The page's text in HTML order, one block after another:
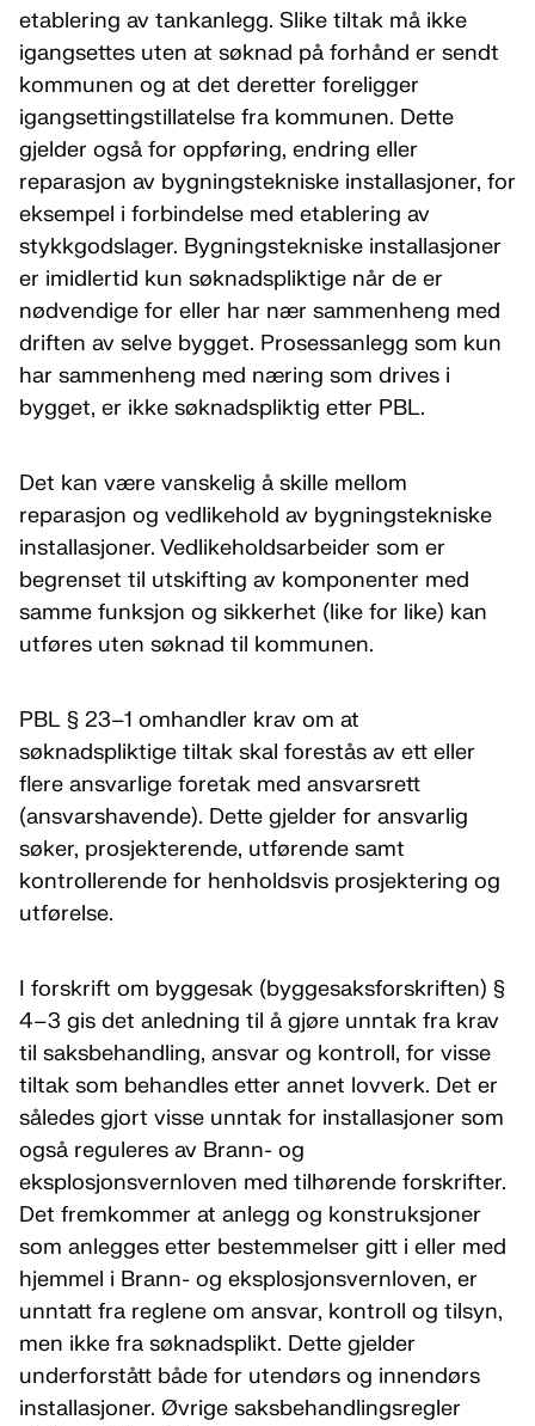
etablering av tankanlegg. Slike tiltak må ikke
igangsettes uten at søknad på forhånd er sendt
kommunen og at det deretter foreligger
igangsettingstillatelse fra kommunen. Dette
gjelder også for oppføring, endring eller
reparasjon av bygningstekniske installasjoner, for
eksempel i forbindelse med etablering av
stykkgodslager. Bygningstekniske installasjoner
er imidlertid kun søknadspliktige når de er
nødvendige for eller har nær sammenheng med
driften av selve bygget. Prosessanlegg som kun
har sammenheng med næring som drives i
bygget, er ikke søknadspliktig etter PBL.
Det kan være vanskelig å skille mellom
reparasjon og vedlikehold av bygningstekniske
installasjoner. Vedlikeholdsarbeider som er
begrenset til utskifting av komponenter med
samme funksjon og sikkerhet (like for like) kan
utføres uten søknad til kommunen.
PBL § 23–1 omhandler krav om at
søknadspliktige tiltak skal forestås av ett eller
flere ansvarlige foretak med ansvarsrett
(ansvarshavende). Dette gjelder for ansvarlig
søker, prosjekterende, utførende samt
kontrollerende for henholdsvis prosjektering og
utførelse.
I forskrift om byggesak (byggesaksforskriften) §
4–3 gis det anledning til å gjøre unntak fra krav
til saksbehandling, ansvar og kontroll, for visse
tiltak som behandles etter annet lovverk. Det er
således gjort visse unntak for installasjoner som
også reguleres av Brann- og
eksplosjonsvernloven med tilhørende forskrifter.
Det fremkommer at anlegg og konstruksjoner
som anlegges etter bestemmelser gitt i eller med
hjemmel i Brann- og eksplosjonsvernloven, er
unntatt fra reglene om ansvar, kontroll og tilsyn,
men ikke fra søknadsplikt. Dette gjelder
underforstått både for utendørs og innendørs
installasjoner. Øvrige saksbehandlingsregler